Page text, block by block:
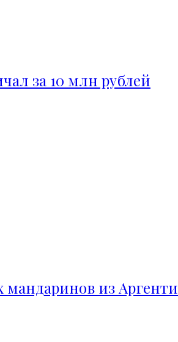
за 10 млн рублей
мандаринов из